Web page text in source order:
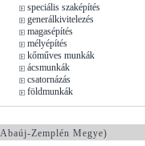
speciális szaképítés
generálkivitelezés
magasépítés
mélyépítés
kőműves munkák
ácsmunkák
csatornázás
földmunkák
Zemplén Megye)